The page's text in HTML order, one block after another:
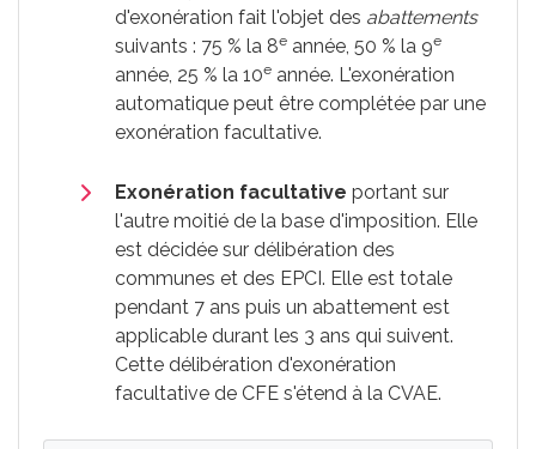
d'exonération fait l'objet des abattements
suivants : 75 % la 8e année, 50 % la 9e
année, 25 % la 10e année. L'exonération
automatique peut être complétée par une
exonération facultative.
Exonération facultative portant sur
l'autre moitié de la base d'imposition. Elle
est décidée sur délibération des
communes et des EPCI. Elle est totale
pendant 7 ans puis un abattement est
applicable durant les 3 ans qui suivent.
Cette délibération d'exonération
facultative de CFE s'étend à la CVAE.